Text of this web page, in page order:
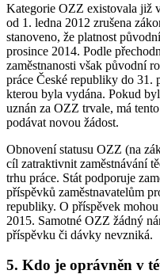
Kategorie OZZ existovala již
od 1. ledna 2012 zrušena
stanoveno, že platnost
prosince 2014. Podle
zaměstnanosti však původní
práce České republiky do 31.
kterou byla vydána. Pokud
uznán za OZZ trvale, má
podávat novou žádost.
Obnovení statusu OZZ (na
cíl zatraktivnit zaměstnávání
trhu práce. Stát podporuje
příspěvků zaměstnavatelům
republiky. O příspěvek mohou
2015. Samotné OZZ žádný
příspěvku či dávky nevzniká.
5. Kdo je oprávněn v